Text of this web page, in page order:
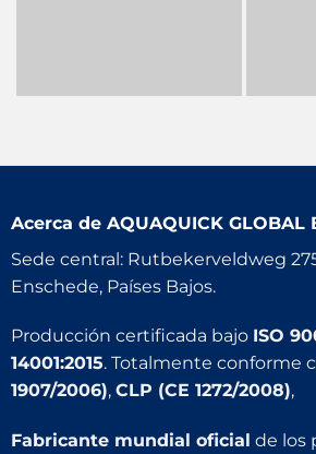
Acerca de AQUAQUICK GLOBAL
Sede central: Rutbekerveldweg
Enschede, Países Bajos.
Producción certificada bajo ISO
14001:2015. Totalmente conforme
1907/2006), CLP (CE 1272/2008),
Fabricante mundial oficial de los